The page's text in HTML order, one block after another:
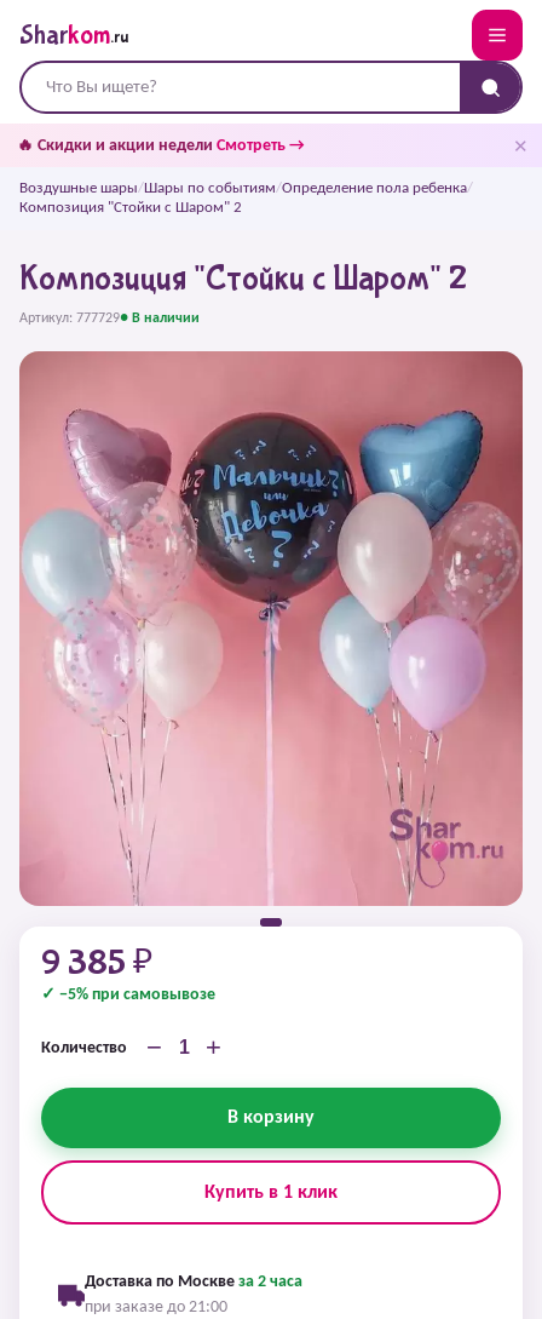
Sharkom.ru
🔥 Скидки и акции недели Смотреть → ✕
Воздушные шары/Шары по событиям/Определение пола ребенка/
Композиция "Стойки с Шаром" 2
Композиция "Стойки с Шаром" 2
Артикул: 777729● В наличии
9 385 ₽
✓ −5% при самовывозе
Количество − +
В корзину
Купить в 1 клик
Доставка по Москве за 2 часа
при заказе до 21:00